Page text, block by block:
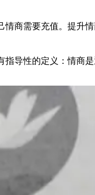
商需要充值。提升
导性的定义：情商